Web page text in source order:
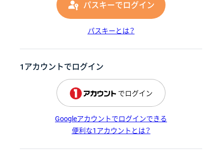
パスキーでログイン
パスキーとは？
1アカウントでログイン
でログイン
Googleアカウントでログインできる
便利な1アカウントとは？